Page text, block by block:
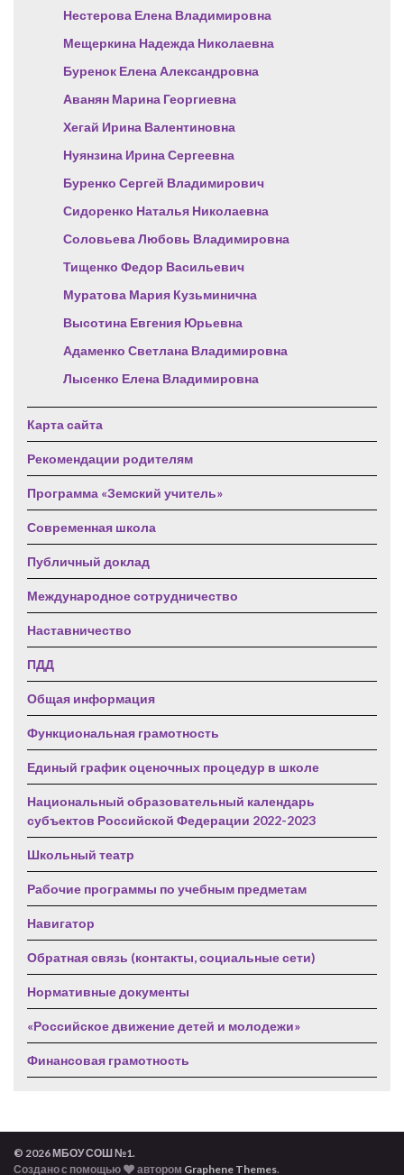
Нестерова Елена Владимировна
Мещеркина Надежда Николаевна
Буренок Елена Александровна
Аванян Марина Георгиевна
Хегай Ирина Валентиновна
Нуянзина Ирина Сергеевна
Буренко Сергей Владимирович
Сидоренко Наталья Николаевна
Соловьева Любовь Владимировна
Тищенко Федор Васильевич
Муратова Мария Кузьминична
Высотина Евгения Юрьевна
Адаменко Светлана Владимировна
Лысенко Елена Владимировна
Карта сайта
Рекомендации родителям
Программа «Земский учитель»
Современная школа
Публичный доклад
Международное сотрудничество
Наставничество
ПДД
Общая информация
Функциональная грамотность
Единый график оценочных процедур в школе
Национальный образовательный календарь
субъектов Российской Федерации 2022-2023
Школьный театр
Рабочие программы по учебным предметам
Навигатор
Обратная связь (контакты, социальные сети)
Нормативные документы
«Российское движение детей и молодежи»
Финансовая грамотность
© 2026 МБОУ СОШ №1.
Создано с помощью
автором Graphene Themes.